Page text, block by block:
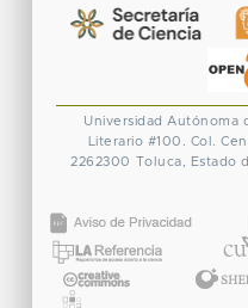
Universidad Autónoma
Literario #100. Col.
2262300 Toluca, Estado